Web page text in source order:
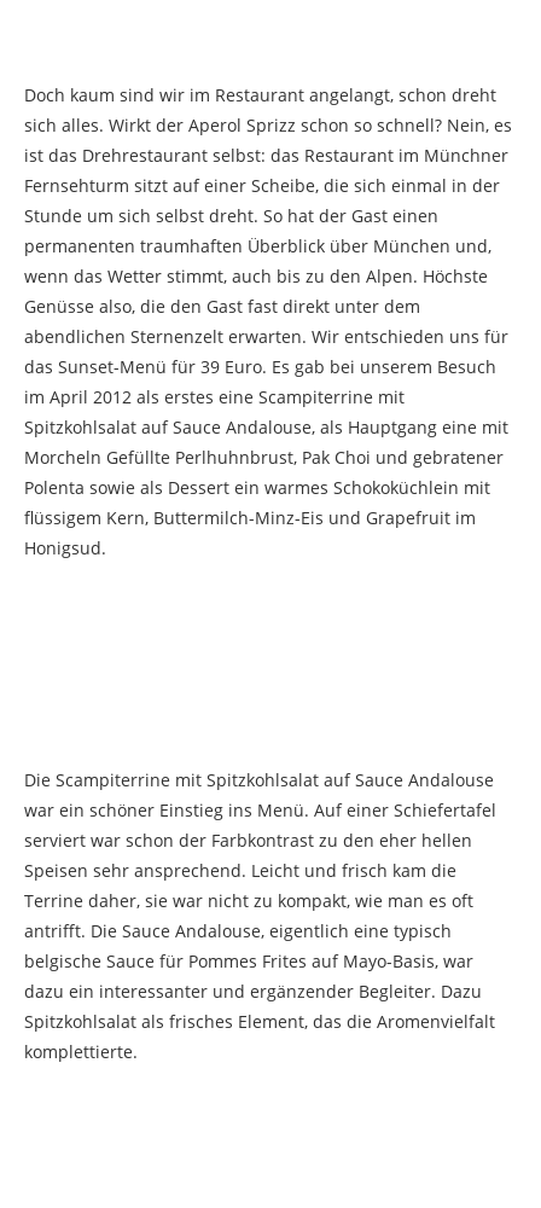
Doch kaum sind wir im Restaurant angelangt, schon dreht
sich alles. Wirkt der Aperol Sprizz schon so schnell? Nein, es
ist das Drehrestaurant selbst: das Restaurant im Münchner
Fernsehturm sitzt auf einer Scheibe, die sich einmal in der
Stunde um sich selbst dreht. So hat der Gast einen
permanenten traumhaften Überblick über München und,
wenn das Wetter stimmt, auch bis zu den Alpen. Höchste
Genüsse also, die den Gast fast direkt unter dem
abendlichen Sternenzelt erwarten. Wir entschieden uns für
das Sunset-Menü für 39 Euro. Es gab bei unserem Besuch
im April 2012 als erstes eine Scampiterrine mit
Spitzkohlsalat auf Sauce Andalouse, als Hauptgang eine mit
Morcheln Gefüllte Perlhuhnbrust, Pak Choi und gebratener
Polenta sowie als Dessert ein warmes Schokoküchlein mit
flüssigem Kern, Buttermilch-Minz-Eis und Grapefruit im
Honigsud.
Die Scampiterrine mit Spitzkohlsalat auf Sauce Andalouse
war ein schöner Einstieg ins Menü. Auf einer Schiefertafel
serviert war schon der Farbkontrast zu den eher hellen
Speisen sehr ansprechend. Leicht und frisch kam die
Terrine daher, sie war nicht zu kompakt, wie man es oft
antrifft. Die Sauce Andalouse, eigentlich eine typisch
belgische Sauce für Pommes Frites auf Mayo-Basis, war
dazu ein interessanter und ergänzender Begleiter. Dazu
Spitzkohlsalat als frisches Element, das die Aromenvielfalt
komplettierte.